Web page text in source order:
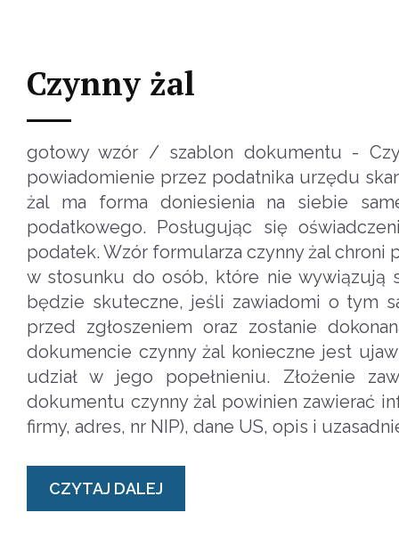
Czynny żal
gotowy wzór / szablon dokumentu -
powiadomienie przez podatnika urzędu
żal ma forma doniesienia na siebie
podatkowego. Posługując się
podatek. Wzór formularza czynny żal
w stosunku do osób, które nie wywiązują
będzie skuteczne, jeśli zawiadomi o tym
przed zgłoszeniem oraz zostanie
dokumencie czynny żal konieczne jest
udział w jego popełnieniu. Złożenie
dokumentu czynny żal powinien zawierać
firmy, adres, nr NIP), dane US, opis i
CZYTAJ DALEJ